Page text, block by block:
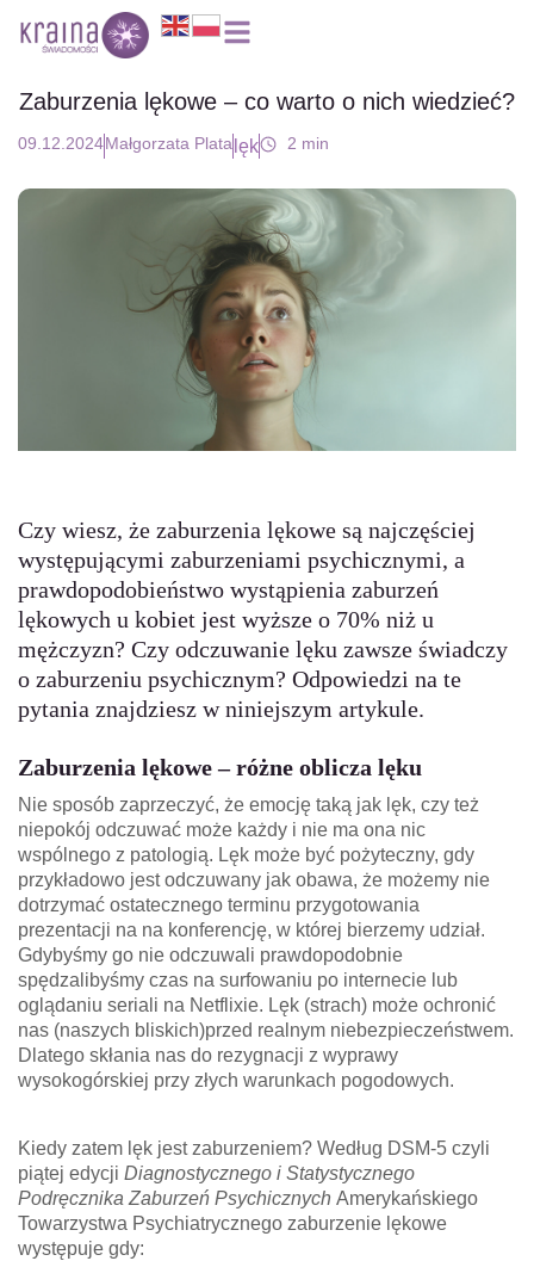
Zaburzenia lękowe – co warto o nich wiedzieć?
09.12.2024Małgorzata Plata lęk 2 min
Czy wiesz, że zaburzenia lękowe są najczęściej
występującymi zaburzeniami psychicznymi, a
prawdopodobieństwo wystąpienia zaburzeń
lękowych u kobiet jest wyższe o 70% niż u
mężczyzn? Czy odczuwanie lęku zawsze świadczy
o zaburzeniu psychicznym? Odpowiedzi na te
pytania znajdziesz w niniejszym artykule.
Zaburzenia lękowe – różne oblicza lęku
Nie sposób zaprzeczyć, że emocję taką jak lęk, czy też
niepokój odczuwać może każdy i nie ma ona nic
wspólnego z patologią. Lęk może być pożyteczny, gdy
przykładowo jest odczuwany jak obawa, że możemy nie
dotrzymać ostatecznego terminu przygotowania
prezentacji na na konferencję, w której bierzemy udział.
Gdybyśmy go nie odczuwali prawdopodobnie
spędzalibyśmy czas na surfowaniu po internecie lub
oglądaniu seriali na Netflixie. Lęk (strach) może ochronić
nas (naszych bliskich)przed realnym niebezpieczeństwem.
Dlatego skłania nas do rezygnacji z wyprawy
wysokogórskiej przy złych warunkach pogodowych.
Kiedy zatem lęk jest zaburzeniem? Według DSM-5 czyli
piątej edycji Diagnostycznego i Statystycznego
Podręcznika Zaburzeń Psychicznych Amerykańskiego
Towarzystwa Psychiatrycznego zaburzenie lękowe
występuje gdy: